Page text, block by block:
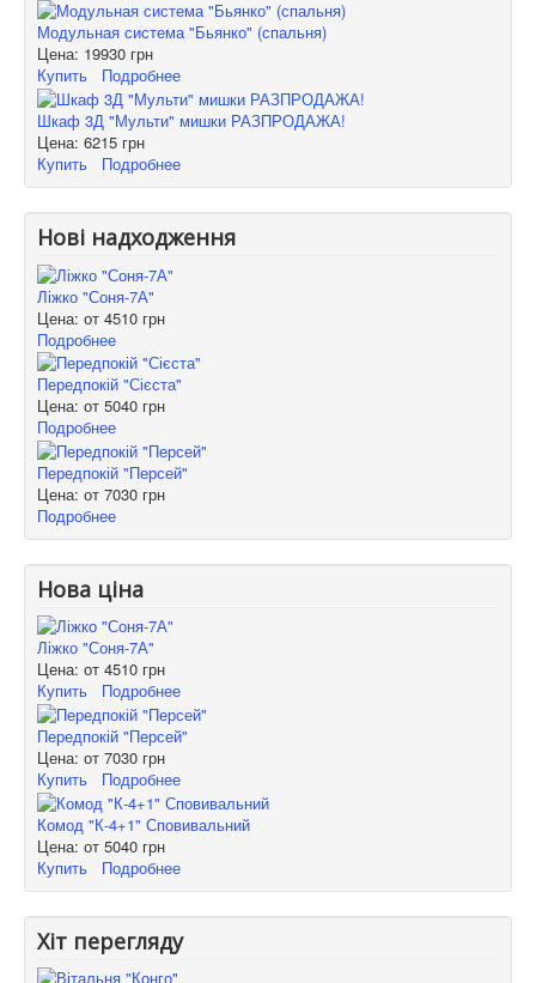
Модульная система "Бьянко" (спальня)
Цена: 19930 грн
Купить
Подробнее
Шкаф 3Д "Мульти" мишки РАЗПРОДАЖА!
Цена: 6215 грн
Купить
Подробнее
Нові надходження
Ліжко "Соня-7А"
Цена: от 4510 грн
Подробнее
Передпокій "Сієста"
Цена: от 5040 грн
Подробнее
Передпокій "Персей"
Цена: от 7030 грн
Подробнее
Нова ціна
Ліжко "Соня-7А"
Цена: от 4510 грн
Купить
Подробнее
Передпокій "Персей"
Цена: от 7030 грн
Купить
Подробнее
Комод "К-4+1" Сповивальний
Цена: от 5040 грн
Купить
Подробнее
Хіт перегляду